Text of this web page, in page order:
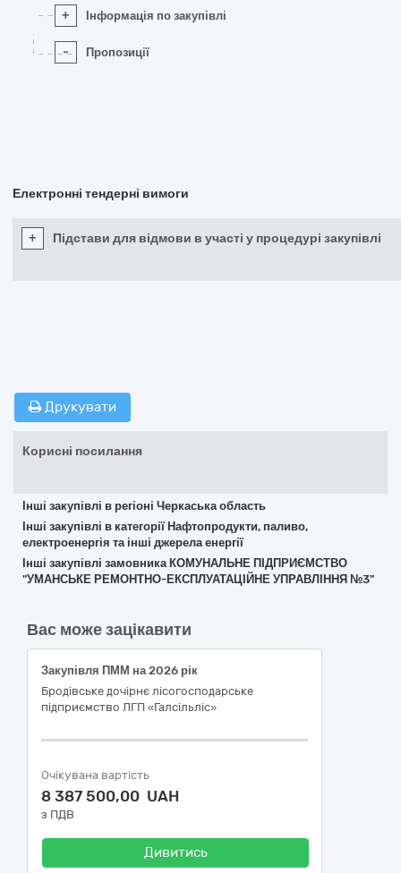
+ Інформація по закупівлі
- Пропозиції
Електронні тендерні вимоги
+ Підстави для відмови в участі у процедурі закупівлі
Друкувати
Корисні посилання
Інші закупівлі в регіоні Черкаська область
Інші закупівлі в категорії Нафтопродукти, паливо,
електроенергія та інші джерела енергії
Інші закупівлі замовника КОМУНАЛЬНЕ ПІДПРИЄМСТВО
"УМАНСЬКЕ РЕМОНТНО-ЕКСПЛУАТАЦІЙНЕ УПРАВЛІННЯ №3"
Вас може зацікавити
Закупівля ПММ на 2026 рік
Бродівське дочірнє лісогосподарське
підприємство ЛГП «Галсільліс»
Очікувана вартість
8 387 500,00 UAH
з ПДВ
Дивитись